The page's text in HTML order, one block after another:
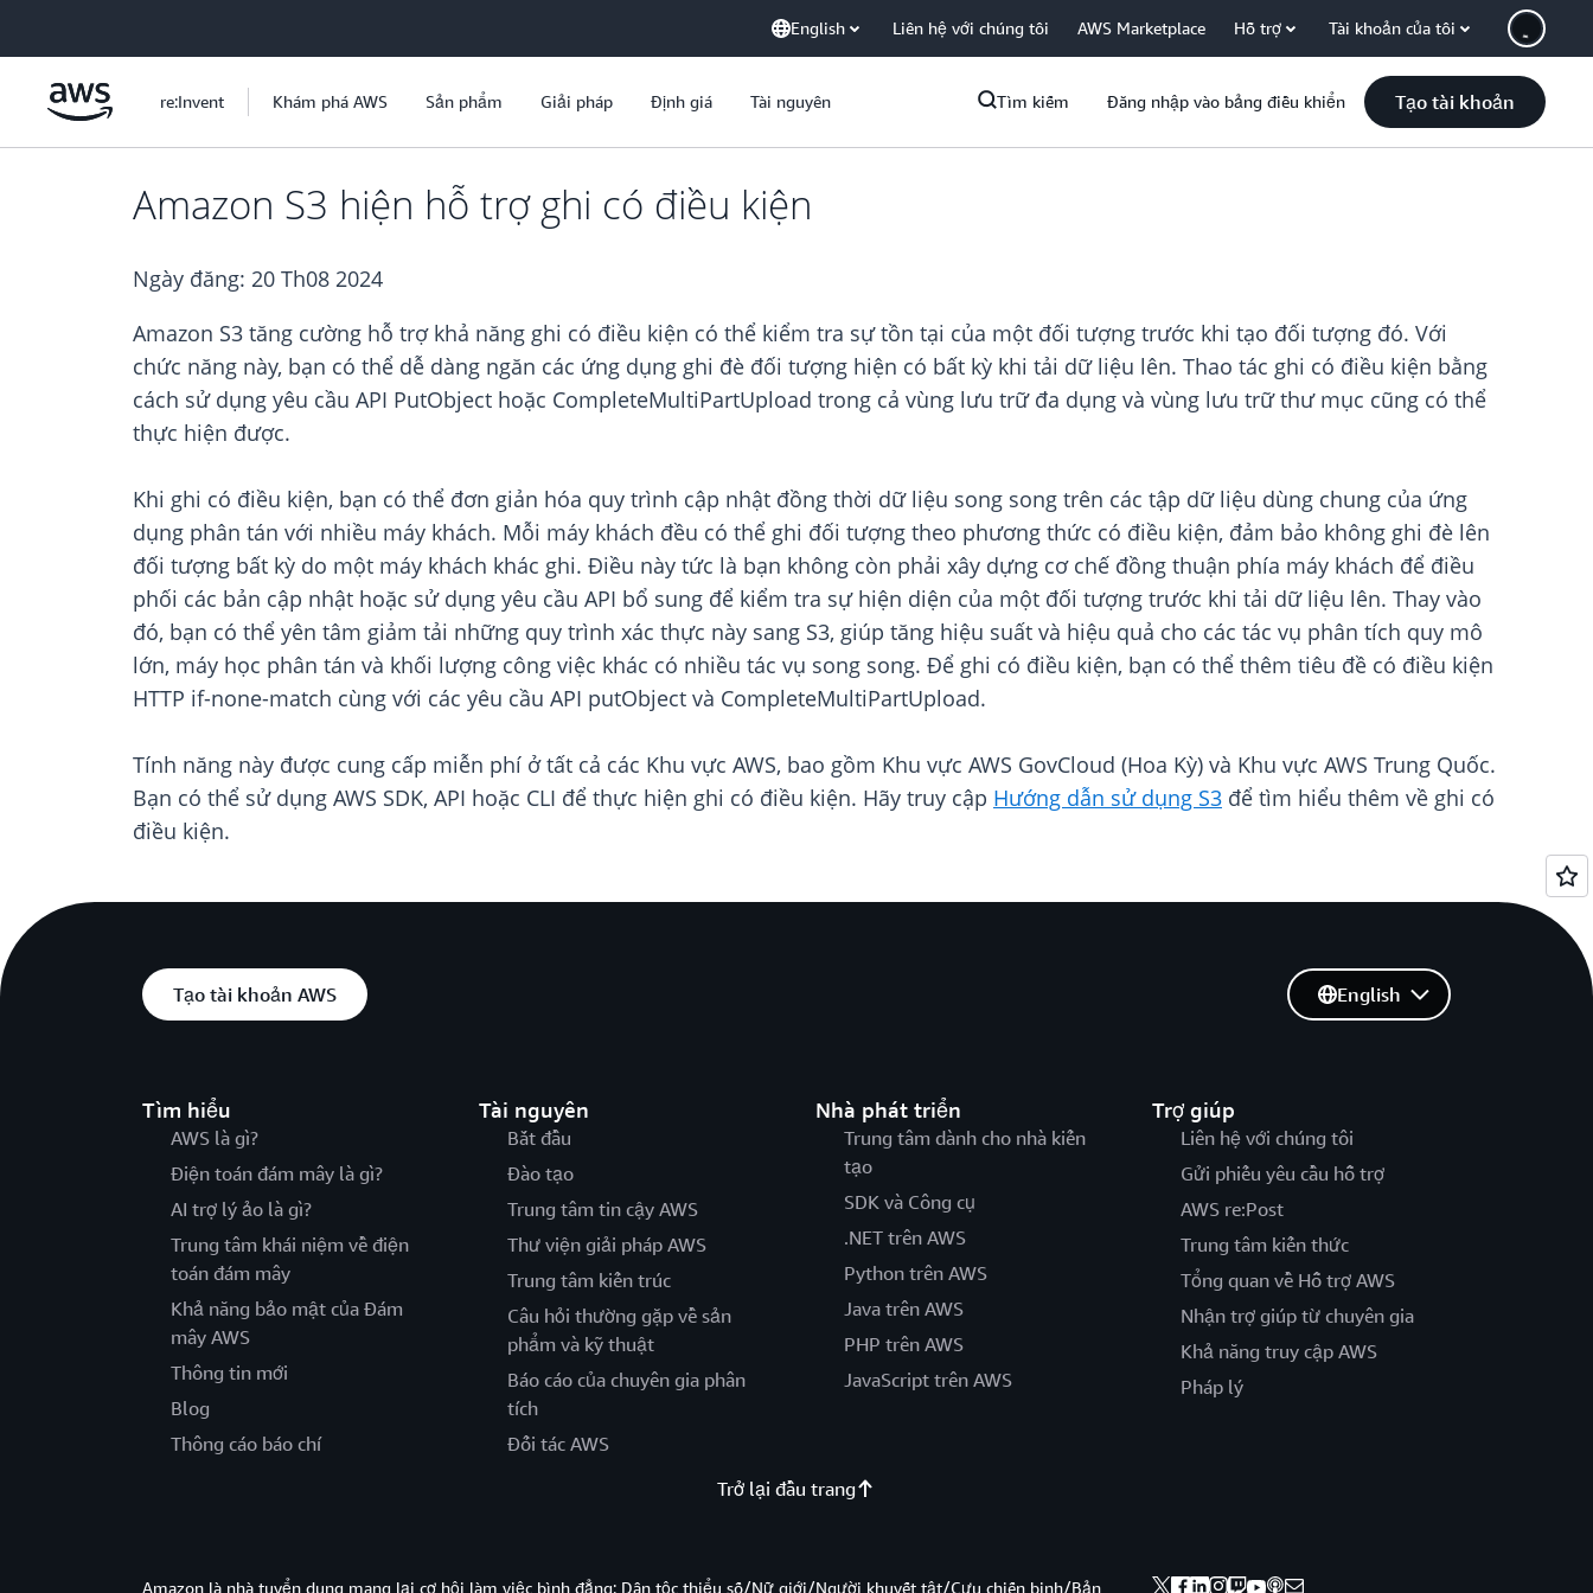
English Liên hệ với chúng tôi AWS Marketplace Hỗ trợ Tài khoản của tôi
re:Invent Khám phá AWS Sản phẩm Giải pháp Định giá Tài nguyên Tìm kiếm Đăng nhập vào bảng điều khiển Tạo tài khoản
Amazon S3 hiện hỗ trợ ghi có điều kiện
Ngày đăng: 20 Th08 2024
Amazon S3 tăng cường hỗ trợ khả năng ghi có điều kiện có thể kiểm tra sự tồn tại của một đối tượng trước khi tạo đối tượng đó. Với
chức năng này, bạn có thể dễ dàng ngăn các ứng dụng ghi đè đối tượng hiện có bất kỳ khi tải dữ liệu lên. Thao tác ghi có điều kiện bằng
cách sử dụng yêu cầu API PutObject hoặc CompleteMultiPartUpload trong cả vùng lưu trữ đa dụng và vùng lưu trữ thư mục cũng có thể
thực hiện được.
Khi ghi có điều kiện, bạn có thể đơn giản hóa quy trình cập nhật đồng thời dữ liệu song song trên các tập dữ liệu dùng chung của ứng
dụng phân tán với nhiều máy khách. Mỗi máy khách đều có thể ghi đối tượng theo phương thức có điều kiện, đảm bảo không ghi đè lên
đối tượng bất kỳ do một máy khách khác ghi. Điều này tức là bạn không còn phải xây dựng cơ chế đồng thuận phía máy khách để điều
phối các bản cập nhật hoặc sử dụng yêu cầu API bổ sung để kiểm tra sự hiện diện của một đối tượng trước khi tải dữ liệu lên. Thay vào
đó, bạn có thể yên tâm giảm tải những quy trình xác thực này sang S3, giúp tăng hiệu suất và hiệu quả cho các tác vụ phân tích quy mô
lớn, máy học phân tán và khối lượng công việc khác có nhiều tác vụ song song. Để ghi có điều kiện, bạn có thể thêm tiêu đề có điều kiện
HTTP if-none-match cùng với các yêu cầu API putObject và CompleteMultiPartUpload.
Tính năng này được cung cấp miễn phí ở tất cả các Khu vực AWS, bao gồm Khu vực AWS GovCloud (Hoa Kỳ) và Khu vực AWS Trung Quốc.
Bạn có thể sử dụng AWS SDK, API hoặc CLI để thực hiện ghi có điều kiện. Hãy truy cập Hướng dẫn sử dụng S3 để tìm hiểu thêm về ghi có
điều kiện.
Tạo tài khoản AWS
Tìm hiểu
AWS là gì?
Điện toán đám mây là gì?
AI trợ lý ảo là gì?
Trung tâm khái niệm về điện
toán đám mây
Khả năng bảo mật của Đám
mây AWS
Thông tin mới
Blog
Thông cáo báo chí
Tài nguyên
Bắt đầu
Đào tạo
Trung tâm tin cậy AWS
Thư viện giải pháp AWS
Trung tâm kiến trúc
Câu hỏi thường gặp về sản
phẩm và kỹ thuật
Báo cáo của chuyên gia phân
tích
Đối tác AWS
Nhà phát triển
Trung tâm dành cho nhà kiến
tạo
SDK và Công cụ
.NET trên AWS
Python trên AWS
Java trên AWS
PHP trên AWS
JavaScript trên AWS
Trợ giúp
Liên hệ với chúng tôi
Gửi phiếu yêu cầu hỗ trợ
AWS re:Post
Trung tâm kiến thức
Tổng quan về Hỗ trợ AWS
Nhận trợ giúp từ chuyên gia
Khả năng truy cập AWS
Pháp lý
English
Trở lại đầu trang
Amazon là nhà tuyển dung mang lại cơ hội làm việc bình đẳng: Dân tộc thiểu số/Nữ giới/Người khuyết tật/Cựu chiến binh/Bản